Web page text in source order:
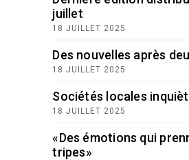
juillet
18 JUILLET 2025
Des nouvelles après
18 JUILLET 2025
Sociétés locales
18 JUILLET 2025
«Des émotions qui
tripes»